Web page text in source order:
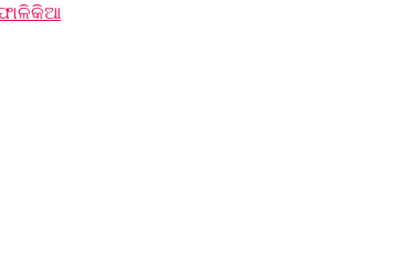
ଫାଳିକିଆ